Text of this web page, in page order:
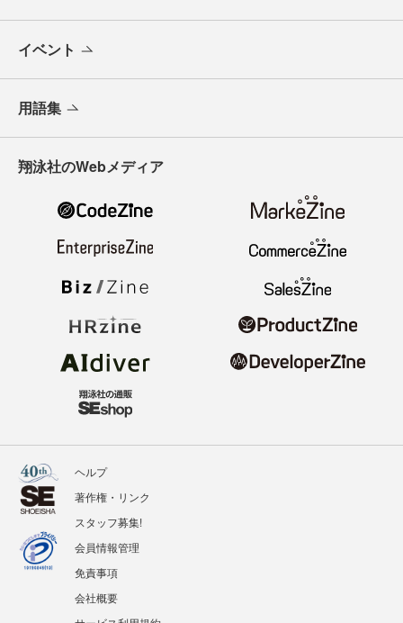
イベント
用語集
翔泳社のWebメディア
ヘルプ
著作権・リンク
スタッフ募集!
会員情報管理
免責事項
会社概要